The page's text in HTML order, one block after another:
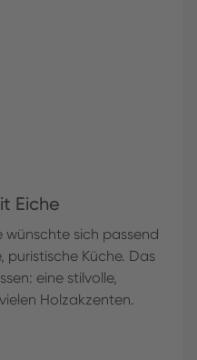
Eiche
sich passend
puristische Küche. Das
eine stilvolle,
Holzakzenten.